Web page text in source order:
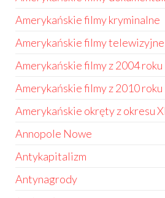
Amerykańskie filmy kryminalne
Amerykańskie filmy telewizyjne
Amerykańskie filmy z 2004 roku
Amerykańskie filmy z 2010 roku
Amerykańskie okręty z okresu
Annopole Nowe
Antykapitalizm
Antynagrody